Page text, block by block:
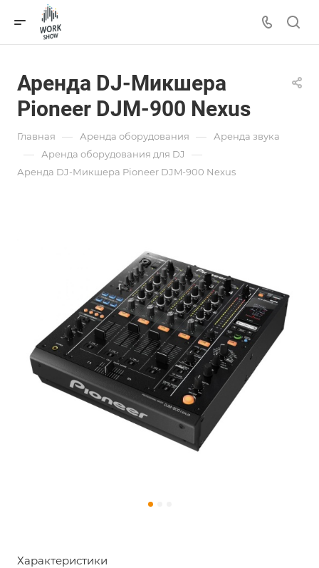
Аренда DJ-Микшера
Pioneer DJM-900 Nexus
Главная — Аренда оборудования — Аренда звука
— Аренда оборудования для DJ —
Аренда DJ-Микшера Pioneer DJM-900 Nexus
Характеристики